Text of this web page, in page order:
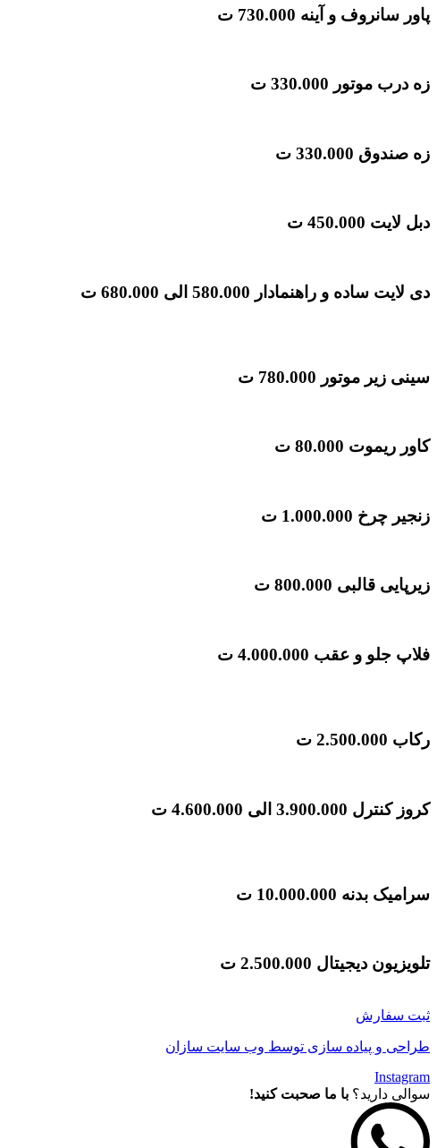
پاور سانروف و آینه 730.000 ت
زه درب موتور 330.000 ت
زه صندوق 330.000 ت
دبل لایت 450.000 ت
دی لایت ساده و راهنمادار 580.000 الی 680.000 ت
سینی زیر موتور 780.000 ت
کاور ریموت 80.000 ت
زنجیر چرخ 1.000.000 ت
زیرپایی قالبی 800.000 ت
فلاپ جلو و عقب 4.000.000 ت
رکاب 2.500.000 ت
کروز کنترل 3.900.000 الی 4.600.000 ت
سرامیک بدنه 10.000.000 ت
تلویزیون دیجیتال 2.500.000 ت
ثبت سفارش
طراحی و پیاده سازی توسط وب سایت سازان
Instagram
سوالی دارید؟ با ما صحبت کنید!